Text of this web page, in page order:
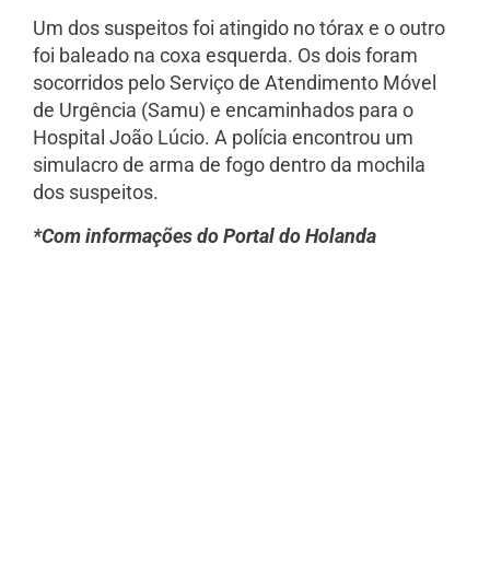
Um dos suspeitos foi atingido no tórax e o outro
foi baleado na coxa esquerda. Os dois foram
socorridos pelo Serviço de Atendimento Móvel
de Urgência (Samu) e encaminhados para o
Hospital João Lúcio. A polícia encontrou um
simulacro de arma de fogo dentro da mochila
dos suspeitos.
*Com informações do Portal do Holanda